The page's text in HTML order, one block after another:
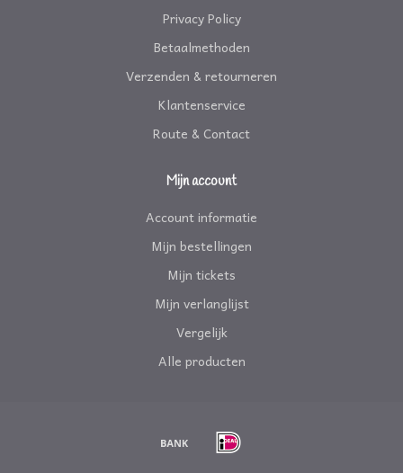
Privacy Policy
Betaalmethoden
Verzenden & retourneren
Klantenservice
Route & Contact
Mijn account
Account informatie
Mijn bestellingen
Mijn tickets
Mijn verlanglijst
Vergelijk
Alle producten